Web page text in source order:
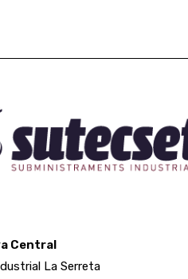
Central
La Serreta